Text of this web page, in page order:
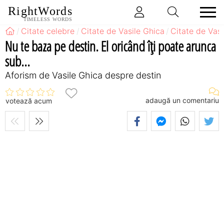
RightWords
TIMELESS WORDS
Citate celebre Citate de Vasile Ghica Citate de
Nu te baza pe destin. El oricând îţi poate arunca
sub...
Aforism de Vasile Ghica despre destin
votează acum adaugă un comentariu